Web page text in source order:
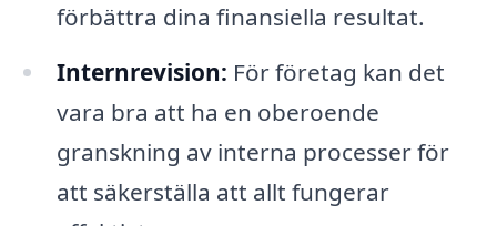
förbättra dina finansiella resultat.
Internrevision: För företag kan det
vara bra att ha en oberoende
granskning av interna processer för
att säkerställa att allt fungerar